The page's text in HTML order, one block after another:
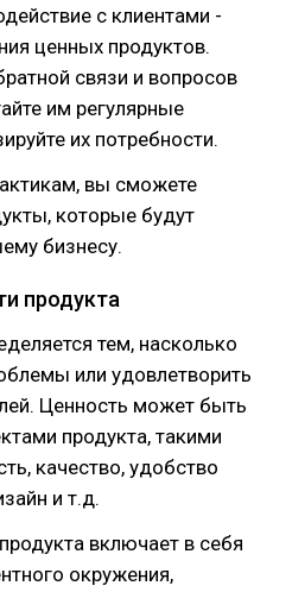
с клиентами -
ценных продуктов.
связи и вопросов
им регулярные
их потребности.
вы сможете
которые будут
бизнесу.
продукта
тем, насколько
или удовлетворить
Ценность может быть
продукта, такими
качество, удобство
и т.д.
включает в себя
окружения,